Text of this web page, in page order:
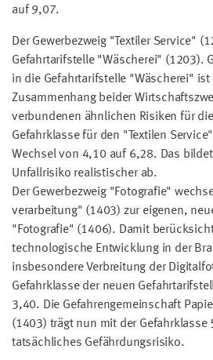
auf 9,07.
Der Gewerbezweig "Textiler Service"
Gefahrtarifstelle "Wäscherei" (1203).
in die Gefahrtarifstelle "Wäscherei"
Zusammenhang beider
verbundenen ähnlichen Risiken für
Gefahrklasse für den "Textilen
Wechsel von 4,10 auf 6,28. Das
Unfallrisiko realistischer ab.
Der Gewerbezweig "Fotografie"
verarbeitung" (1403) zur eigenen,
"Fotografie" (1406). Damit
technologische Entwicklung in der
insbesondere Verbreitung der
Gefahrklasse der neuen
3,40. Die Gefahrengemeinschaft
(1403) trägt nun mit der
tatsächliches Gefährdungsrisiko.